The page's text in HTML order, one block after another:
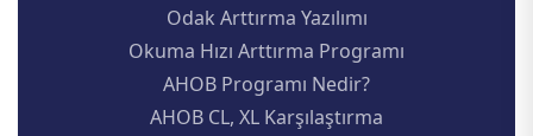
Odak Arttırma Yazılımı
Okuma Hızı Arttırma Programı
AHOB Programı Nedir?
AHOB CL, XL Karşılaştırma